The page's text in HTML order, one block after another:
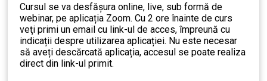
Cursul se va desfășura online, live, sub formă de
webinar, pe aplicația Zoom. Cu 2 ore înainte de curs
veţi primi un email cu link-ul de acces, împreună cu
indicații despre utilizarea aplicației. Nu este necesar
să aveți descărcată aplicația, accesul se poate realiza
direct din link-ul primit.